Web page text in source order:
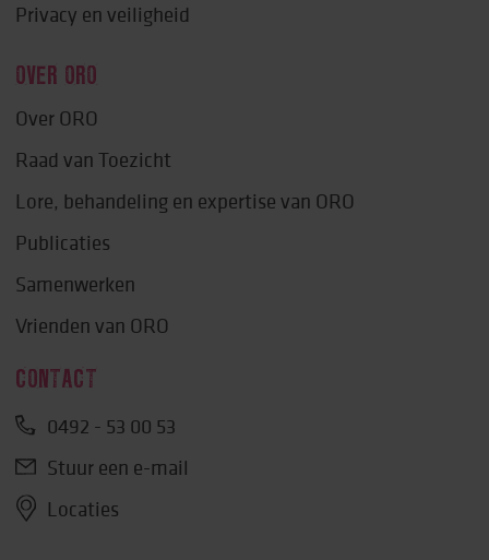
Privacy en veiligheid
OVER ORO
Over ORO
Raad van Toezicht
Lore, behandeling en expertise van ORO
Publicaties
Samenwerken
Vrienden van ORO
CONTACT
0492 - 53 00 53
Stuur een e-mail
Locaties